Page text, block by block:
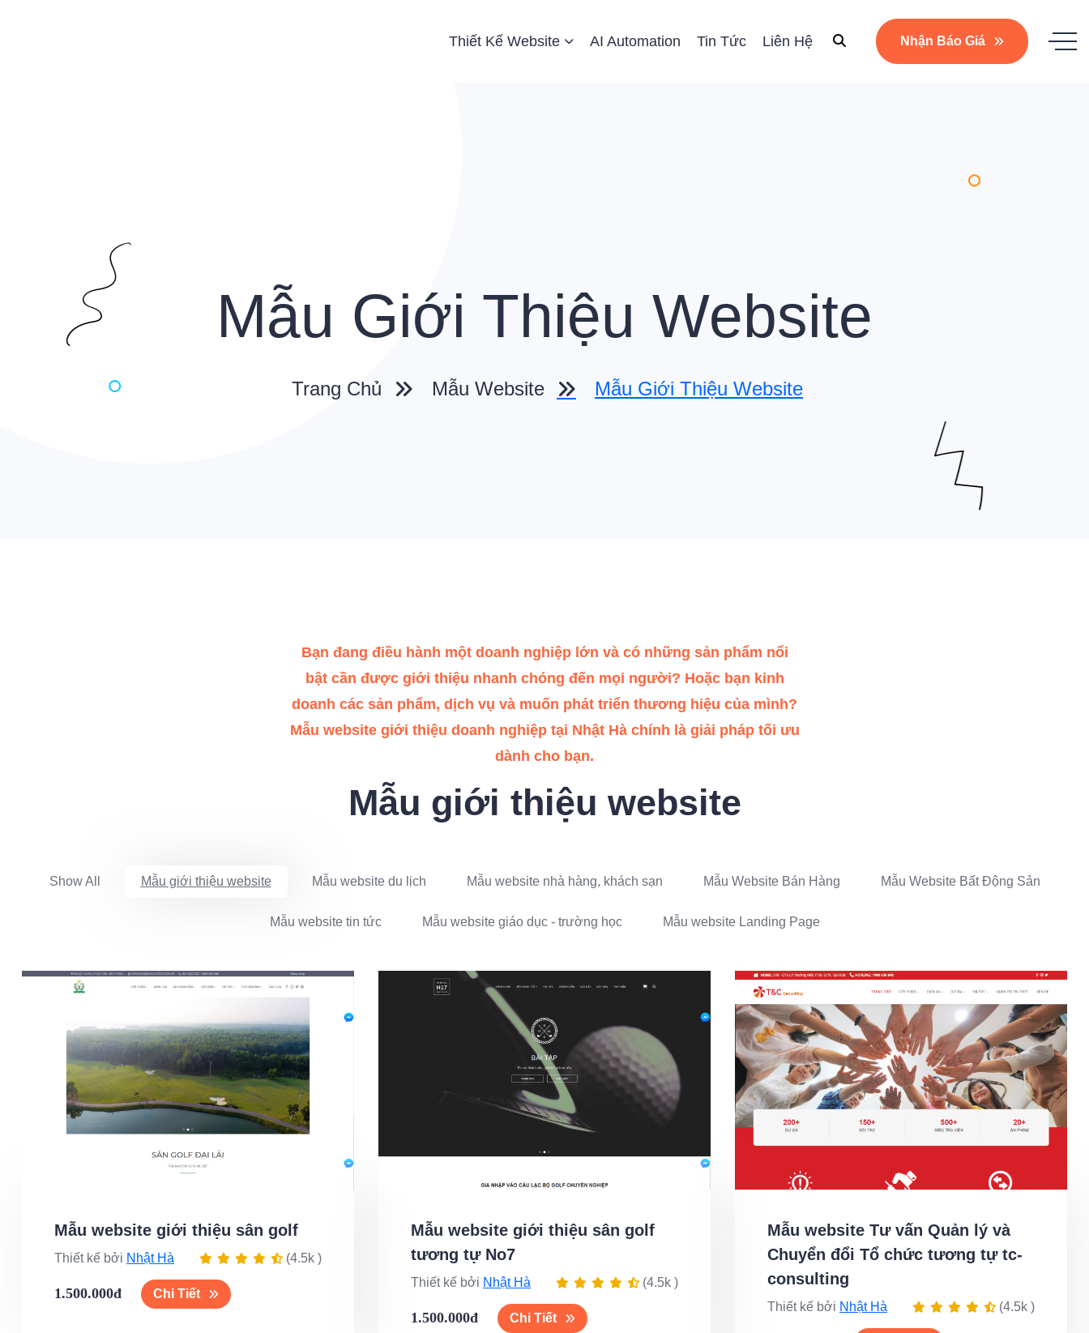
Thiết Kế Website AI Automation Tin Tức Liên Hệ Nhận Báo Giá
Mẫu Giới Thiệu Website
Trang Chủ Mẫu Website Mẫu Giới Thiệu Website
Bạn đang điều hành một doanh nghiệp lớn và có những sản phẩm nổi
bật cần được giới thiệu nhanh chóng đến mọi người? Hoặc bạn kinh
doanh các sản phẩm, dịch vụ và muốn phát triển thương hiệu của mình?
Mẫu website giới thiệu doanh nghiệp tại Nhật Hà chính là giải pháp tối ưu
dành cho bạn.
Mẫu giới thiệu website
Show All Mẫu giới thiệu website Mẫu website du lịch Mẫu website nhà hàng, khách sạn Mẫu Website Bán Hàng Mẫu Website Bất Động Sản
Mẫu website tin tức Mẫu website giáo dục - trường học Mẫu website Landing Page
Mẫu website giới thiệu sân golf
Thiết kế bởi Nhật Hà (4.5k )
1.500.000đ Chi Tiết
Mẫu website giới thiệu sân golf
tương tự No7
Thiết kế bởi Nhật Hà (4.5k )
1.500.000đ Chi Tiết
Mẫu website Tư vấn Quản lý và
Chuyển đổi Tổ chức tương tự tc-
consulting
Thiết kế bởi Nhật Hà (4.5k )